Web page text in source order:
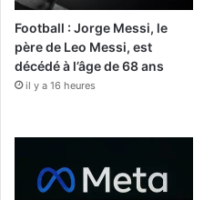
Football : Jorge Messi, le
père de Leo Messi, est
décédé à l’âge de 68 ans
il y a 16 heures